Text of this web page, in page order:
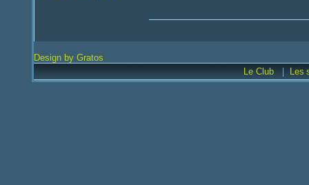
Design by Gratos
Le Club
| Les